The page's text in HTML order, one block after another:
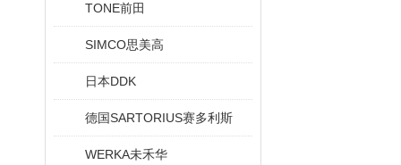
TONE前田
SIMCO思美高
日本DDK
德国SARTORIUS赛多利斯
WERKA未禾华